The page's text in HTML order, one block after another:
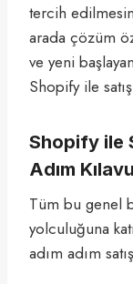
tercih
arada çözüm
ve yeni
Shopify ile
Shopify ile
Adım
Tüm bu genel
yolculuğuna
adım adım